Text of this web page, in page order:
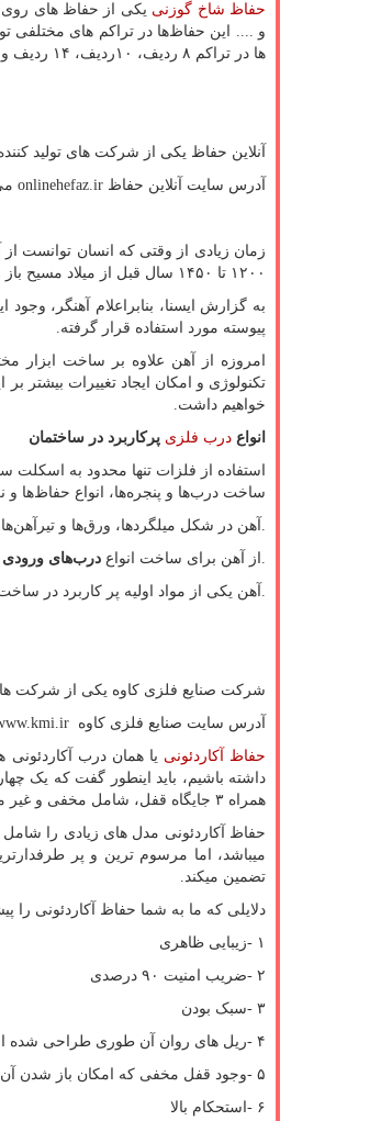
حفاظ شاخ گوزنی یکی از حفاظ های روی
ها در تراکم ۸ ردیف، ۱۰ردیف، ۱۴ ردیف و ۱۶ ردیف نیز تولید می‌شود.
آنلاین حفاظ یکی از شرکت های تولید
آدرس سایت آنلاین حفاظ onlinehefaz.ir
زمان زیادی از وقتی که انسان توانست
۱۲۰۰ تا ۱۴۵۰ سال قبل از میلاد مسیح باز می‌گردد.
به گزارش ایسنا، بنابراعلام آهنگر،
پیوسته مورد استفاده قرار گرفته.
امروزه از آهن علاوه بر ساخت ابزار
تکنولوژی و امکان ایجاد تغییرات بیشتر
خواهیم داشت.
انواع درب فلزی پرکاربرد در ساختمان
استفاده از فلزات تنها محدود به
ساخت درب‌ها و پنجره‌ها، انواع حفاظ‌ها و
.آهن در شکل میلگردها، ورق‌ها و
.از آهن برای ساخت انواع درب‌های ورودی
.آهن یکی از مواد اولیه پر کاربرد در
شرکت صنایع فلزی کاوه یکی از شرکت
آدرس سایت صنایع فلزی کاوه
حفاظ آکاردئونی یا همان درب
داشته باشیم، باید اینطور گفت که یک
همراه ۳ جایگاه قفل، شامل مخفی و غیر مخفی، موجود است و در سمت دیگر نیز لولا ها را مشاهده می کنیم.
حفاظ آکاردئونی مدل های زیادی را
تضمین میکند.
دلایلی که ما به شما حفاظ آکاردئونی
۱ -زیبایی ظاهری
۲ -ضریب امنیت ۹۰ درصدی
۳ -سبک بودن
۴ -ریل های روان آن طوری طراحی شده
۵ -وجود قفل مخفی که امکان باز شدن
۶ - استحکام بالا